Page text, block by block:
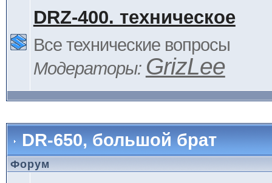
DRZ-400. техническое
Все технические вопросы
Модераторы: GrizLee
DR-650, большой брат
Форум